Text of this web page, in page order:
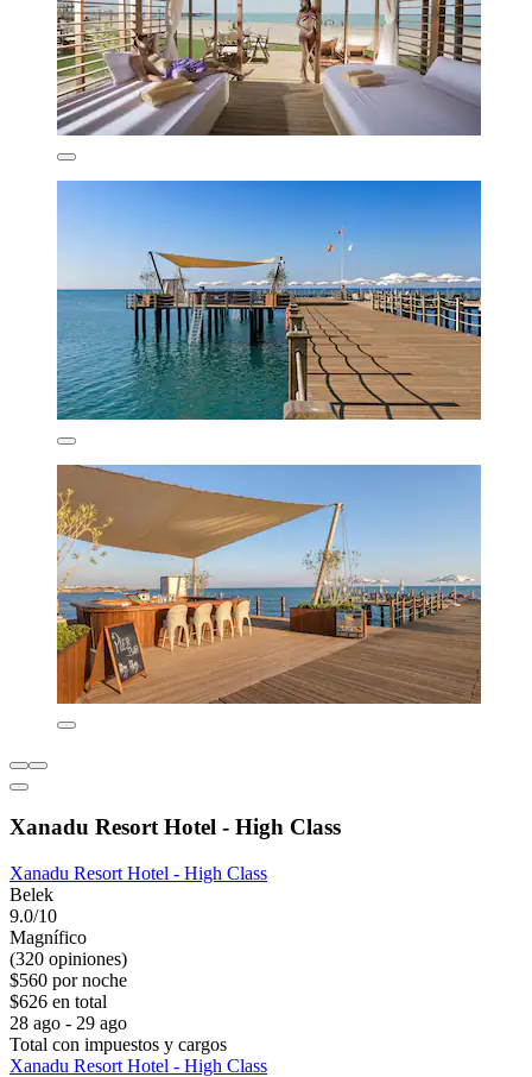
Xanadu Resort Hotel - High Class
Xanadu Resort Hotel - High Class
Belek
9.0/10
Magnífico
(320 opiniones)
$560 por noche
$626 en total
28 ago - 29 ago
Total con impuestos y cargos
Xanadu Resort Hotel - High Class